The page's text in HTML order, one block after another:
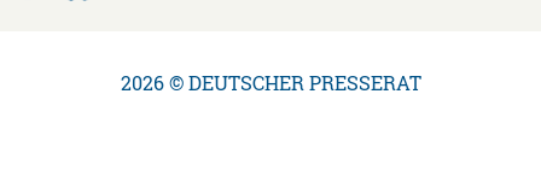
2026 © DEUTSCHER PRESSERAT